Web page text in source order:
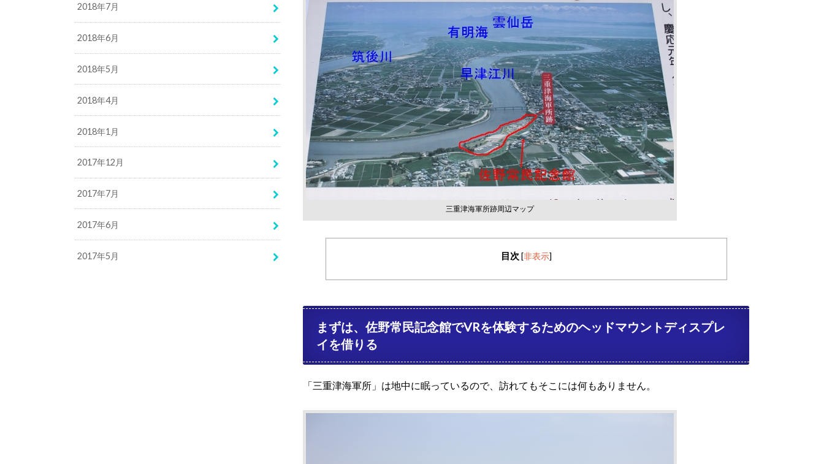
三重津海軍所跡周辺マップ
目次 [非表示]
まずは、佐野常民記念館でVRを体験するためのヘッドマウントディスプレ
イを借りる
「三重津海軍所」は地中に眠っているので、訪れてもそこには何もありません。
2018年7月
2018年6月
2018年5月
2018年4月
2018年1月
2017年12月
2017年7月
2017年6月
2017年5月